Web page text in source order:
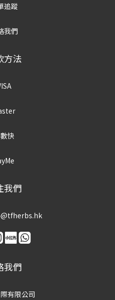
追蹤
我們
方法
快
我們
我們
有限公司